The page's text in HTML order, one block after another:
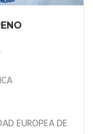
EUROPEA DE